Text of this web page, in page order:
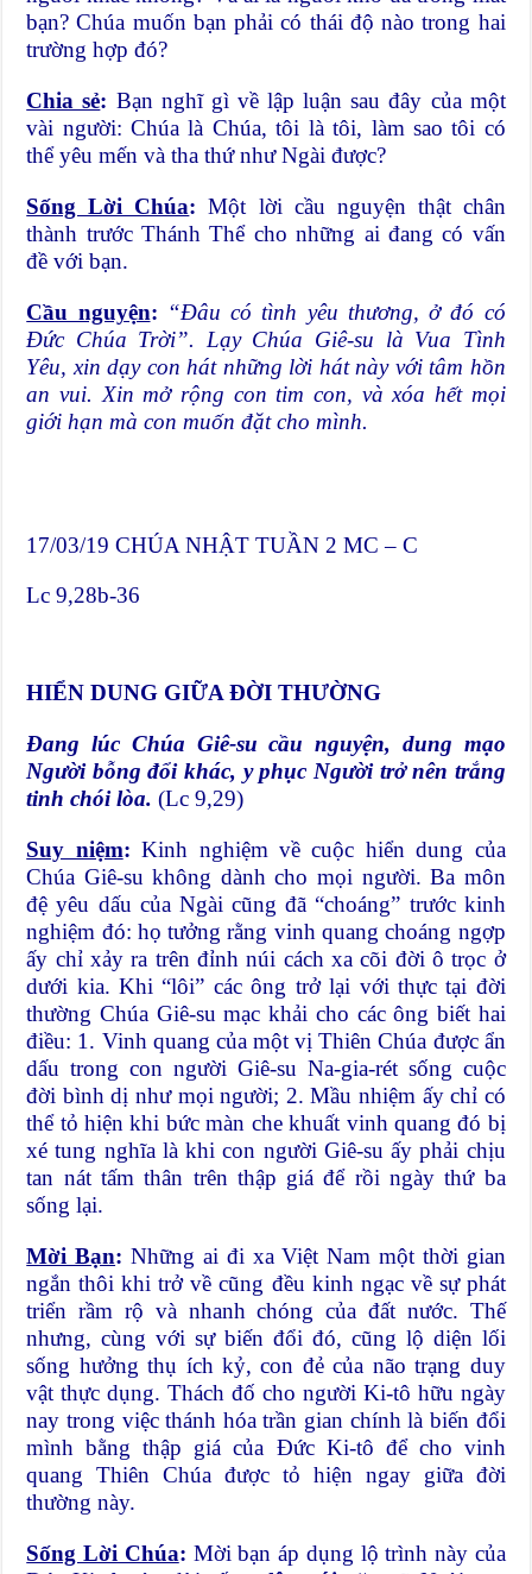
bạn? Chúa muốn bạn phải có thái độ nào trong hai
trường hợp đó?
Chia sẻ: Bạn nghĩ gì về lập luận sau đây của một
vài người: Chúa là Chúa, tôi là tôi, làm sao tôi có
thể yêu mến và tha thứ như Ngài được?
Sống Lời Chúa: Một lời cầu nguyện thật chân
thành trước Thánh Thể cho những ai đang có vấn
đề với bạn.
Cầu nguyện: “Đâu có tình yêu thương, ở đó có
Đức Chúa Trời”. Lạy Chúa Giê-su là Vua Tình
Yêu, xin dạy con hát những lời hát này với tâm hồn
an vui. Xin mở rộng con tim con, và xóa hết mọi
giới hạn mà con muốn đặt cho mình.
17/03/19 CHÚA NHẬT TUẦN 2 MC – C
Lc 9,28b-36
HIỂN DUNG GIỮA ĐỜI THƯỜNG
Đang lúc Chúa Giê-su cầu nguyện, dung mạo
Người bỗng đổi khác, y phục Người trở nên trắng
tinh chói lòa. (Lc 9,29)
Suy niệm: Kinh nghiệm về cuộc hiển dung của
Chúa Giê-su không dành cho mọi người. Ba môn
đệ yêu dấu của Ngài cũng đã “choáng” trước kinh
nghiệm đó: họ tưởng rằng vinh quang choáng ngợp
ấy chỉ xảy ra trên đỉnh núi cách xa cõi đời ô trọc ở
dưới kia. Khi “lôi” các ông trở lại với thực tại đời
thường Chúa Giê-su mạc khải cho các ông biết hai
điều: 1. Vinh quang của một vị Thiên Chúa được ẩn
dấu trong con người Giê-su Na-gia-rét sống cuộc
đời bình dị như mọi người; 2. Mầu nhiệm ấy chỉ có
thể tỏ hiện khi bức màn che khuất vinh quang đó bị
xé tung nghĩa là khi con người Giê-su ấy phải chịu
tan nát tấm thân trên thập giá để rồi ngày thứ ba
sống lại.
Mời Bạn: Những ai đi xa Việt Nam một thời gian
ngắn thôi khi trở về cũng đều kinh ngạc về sự phát
triển rầm rộ và nhanh chóng của đất nước. Thế
nhưng, cùng với sự biến đổi đó, cũng lộ diện lối
sống hưởng thụ ích kỷ, con đẻ của não trạng duy
vật thực dụng. Thách đố cho người Ki-tô hữu ngày
nay trong việc thánh hóa trần gian chính là biến đổi
mình bằng thập giá của Đức Ki-tô để cho vinh
quang Thiên Chúa được tỏ hiện ngay giữa đời
thường này.
Sống Lời Chúa: Mời bạn áp dụng lộ trình này của